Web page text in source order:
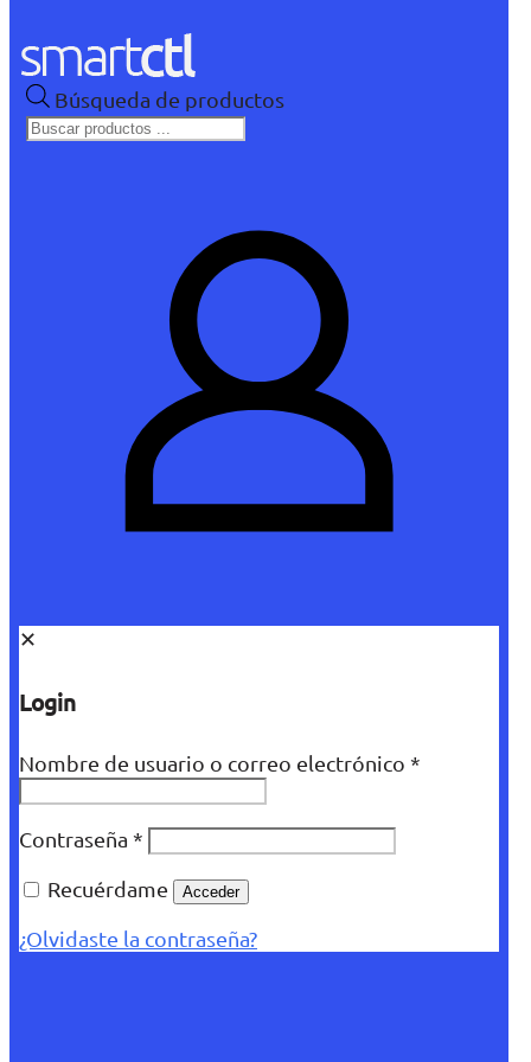
Búsqueda de productos
✕
Login
Nombre de usuario o correo electrónico *
Contraseña *
Recuérdame
Acceder
¿Olvidaste la contraseña?